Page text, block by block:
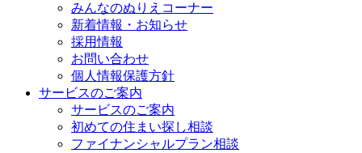
みんなのぬりえコーナー
新着情報・お知らせ
採用情報
お問い合わせ
個人情報保護方針
サービスのご案内
サービスのご案内
初めての住まい探し相談
ファイナンシャルプラン相談